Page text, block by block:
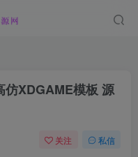
仿XDGAME模板 源
关注 私信